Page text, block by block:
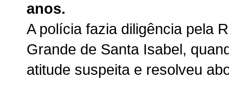
anos.
A polícia fazia diligência pela
Grande de Santa Isabel,
atitude suspeita e resolveu